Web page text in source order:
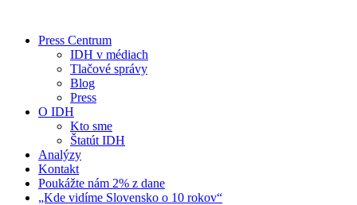
Press Centrum
IDH v médiach
Tlačové správy
Blog
Press
O IDH
Kto sme
Štatút IDH
Analýzy
Kontakt
Poukážte nám 2% z dane
„Kde vidíme Slovensko o 10 rokov“